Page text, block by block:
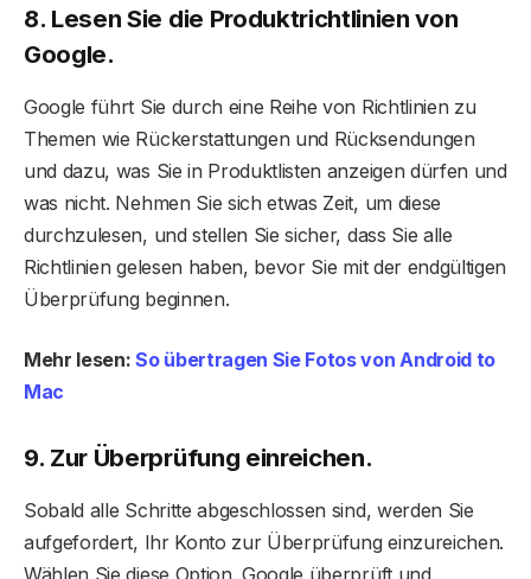
8. Lesen Sie die Produktrichtlinien von
Google.
Google führt Sie durch eine Reihe von Richtlinien zu
Themen wie Rückerstattungen und Rücksendungen
und dazu, was Sie in Produktlisten anzeigen dürfen und
was nicht. Nehmen Sie sich etwas Zeit, um diese
durchzulesen, und stellen Sie sicher, dass Sie alle
Richtlinien gelesen haben, bevor Sie mit der endgültigen
Überprüfung beginnen.
Mehr lesen:So übertragen Sie Fotos von Android to
Mac
9. Zur Überprüfung einreichen.
Sobald alle Schritte abgeschlossen sind, werden Sie
aufgefordert, Ihr Konto zur Überprüfung einzureichen.
Wählen Sie diese Option. Google überprüft und